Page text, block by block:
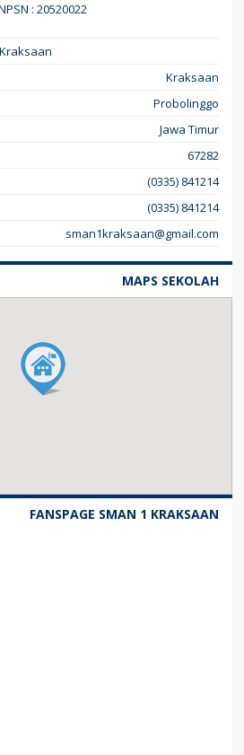
: 20520022
Kraksaan
Probolinggo
Jawa Timur
67282
(0335) 841214
(0335) 841214
sman1kraksaan@gmail.com
MAPS SEKOLAH
FANSPAGE SMAN 1 KRAKSAAN